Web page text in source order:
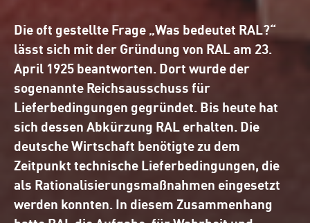
Die oft gestellte Frage „Was bedeutet RAL?“
lässt sich mit der Gründung von RAL am 23.
April 1925 beantworten. Dort wurde der
sogenannte Reichsausschuss für
Lieferbedingungen gegründet. Bis heute hat
sich dessen Abkürzung RAL erhalten. Die
deutsche Wirtschaft benötigte zu dem
Zeitpunkt technische Lieferbedingungen, die
als Rationalisierungsmaßnahmen eingesetzt
werden konnten. In diesem Zusammenhang